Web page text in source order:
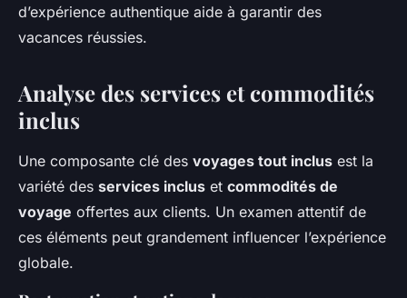
d’expérience authentique aide à garantir des
vacances réussies.
Analyse des services et commodités
inclus
Une composante clé des voyages tout inclus est la
variété des services inclus et commodités de
voyage offertes aux clients. Un examen attentif de
ces éléments peut grandement influencer l’expérience
globale.